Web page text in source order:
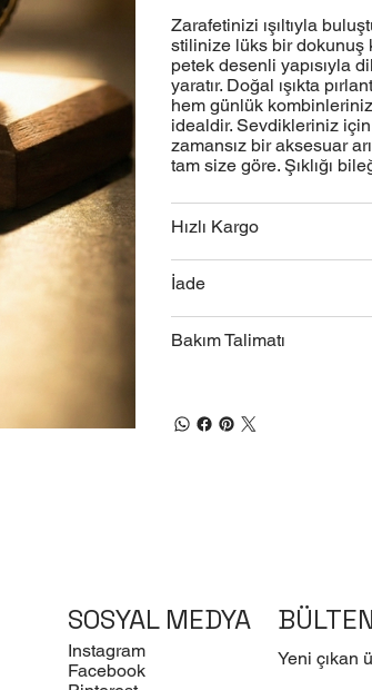
Zarafetinizi ışıltıyla
stilinize lüks bir dokunuş
petek desenli yapısıyla
yaratır. Doğal ışıkta
hem günlük
idealdir. Sevdikleriniz
zamansız bir aksesuar
tam size göre. Şıklığı
Hızlı Kargo
İade
Bakım Talimatı
SOSYAL MEDYA
Instagram
Facebook
Yeni çıkan